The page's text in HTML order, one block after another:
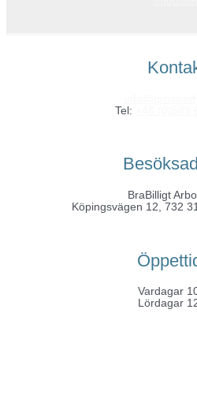
Tel:
BraBilligt
Köpingsvägen 12, 732
Vardagar
Lördagar